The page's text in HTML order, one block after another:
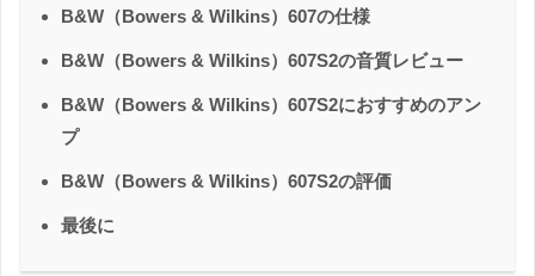
B&W（Bowers & Wilkins）607の仕様
B&W（Bowers & Wilkins）607S2の音質レビュー
B&W（Bowers & Wilkins）607S2におすすめのアン
プ
B&W（Bowers & Wilkins）607S2の評価
最後に